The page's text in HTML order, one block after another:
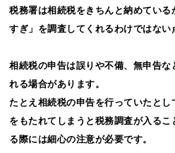
税務署は相続税をきちんと納めてい
すぎ」を調査してくれるわけではない
相続税の申告は誤りや不備、無申告な
れる場合があります。
たとえ相続税の申告を行っていたと
をもたれてしまうと税務調査が入る
る際には細心の注意が必要です。